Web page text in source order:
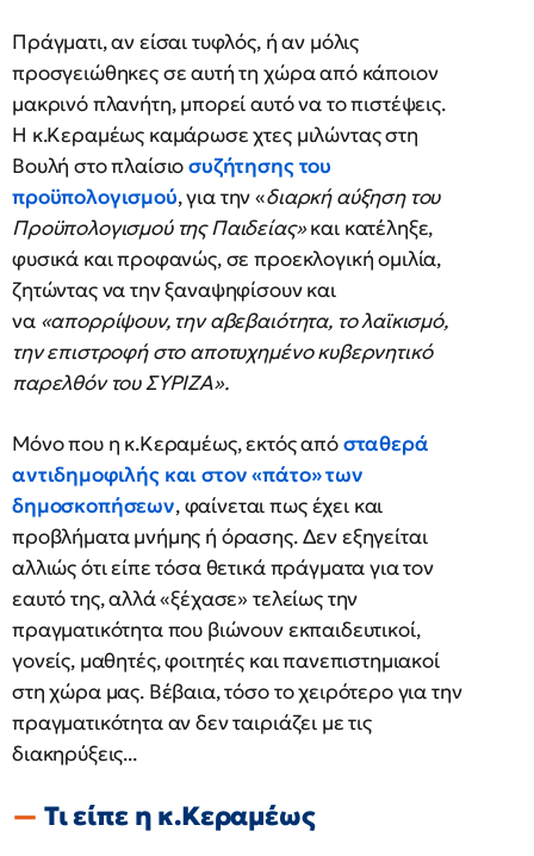
Πράγματι, αν είσαι τυφλός, ή αν μόλις
προσγειώθηκες σε αυτή τη χώρα από κάποιον
μακρινό πλανήτη, μπορεί αυτό να το πιστέψεις.
Η κ.Κεραμέως καμάρωσε χτες μιλώντας στη
Βουλή στο πλαίσιοσυζήτησης του
προϋπολογισμού, για την «διαρκή αύξηση του
Προϋπολογισμού της Παιδείας»και κατέληξε,
φυσικά και προφανώς, σε προεκλογική ομιλία,
ζητώντας να την ξαναψηφίσουν και
να «απορρίψουν, την αβεβαιότητα, το λαϊκισμό,
την επιστροφή στο αποτυχημένο κυβερνητικό
παρελθόν του ΣΥΡΙΖΑ».
Μόνο που η κ.Κεραμέως, εκτός απόσταθερά
αντιδημοφιλής και στον «πάτο» των
δημοσκοπήσεων, φαίνεται πως έχει και
προβλήματα μνήμης ή όρασης. Δεν εξηγείται
αλλιώς ότι είπε τόσα θετικά πράγματα για τον
εαυτό της, αλλά «ξέχασε» τελείως την
πραγματικότητα που βιώνουν εκπαιδευτικοί,
γονείς, μαθητές, φοιτητές και πανεπιστημιακοί
στη χώρα μας. Βέβαια, τόσο το χειρότερο για την
πραγματικότητα αν δεν ταιριάζει με τις
διακηρύξεις...
Τι είπε η κ.Κεραμέως